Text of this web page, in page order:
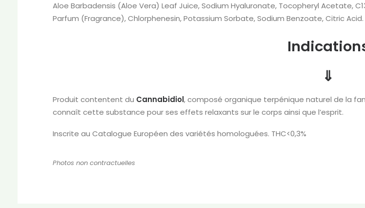
Aloe Barbadensis (Aloe Vera) Leaf Juice, Sodium Hyaluronate, Tocopheryl Acetate,
Parfum (Fragrance), Chlorphenesin, Potassium Sorbate, Sodium Benzoate, Citric Acid.
⇓
Produit contentent du Cannabidiol, composé organique terpénique naturel de la
connaît cette substance pour ses effets relaxants sur le corps ainsi que l’esprit.
Inscrite au Catalogue Européen des variétés homologuées. THC<0,3%
Photos non contractuelles